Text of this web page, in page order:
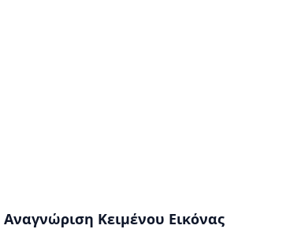
Κειμένου Εικόνας